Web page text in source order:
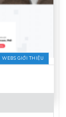
WEBS GIỚI THIỆU